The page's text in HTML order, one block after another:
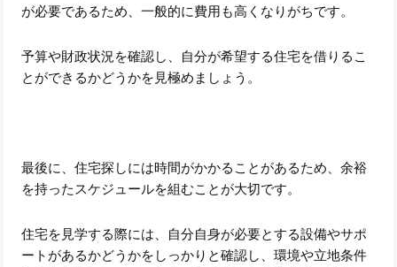
が必要であるため、一般的に費用も高くなりがちです。
予算や財政状況を確認し、自分が希望する住宅を借りるこ
とができるかどうかを見極めましょう。
最後に、住宅探しには時間がかかることがあるため、余裕
を持ったスケジュールを組むことが大切です。
住宅を見学する際には、自分自身が必要とする設備やサポ
ートがあるかどうかをしっかりと確認し、環境や立地条件